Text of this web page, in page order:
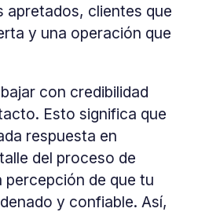
apretados, clientes que
y una operación que
con credibilidad
Esto significa que
respuesta en
del proceso de
de que tu
y confiable. Así,